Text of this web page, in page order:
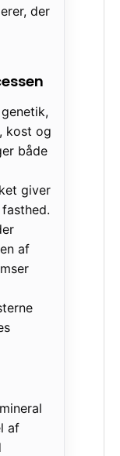
der
kost og
både
giver
af
af